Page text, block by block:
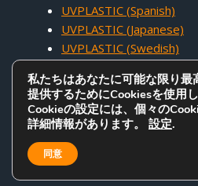
UVPLASTIC (Spanish)
UVPLASTIC (Japanese)
UVPLASTIC (Swedish)
RIGHTS RESERVED.
私たちはあなたに可能な限り最
提供するためにCookiesを使用し
Cookieの設定には、個々の
詳細情報があります。 設定.
同意